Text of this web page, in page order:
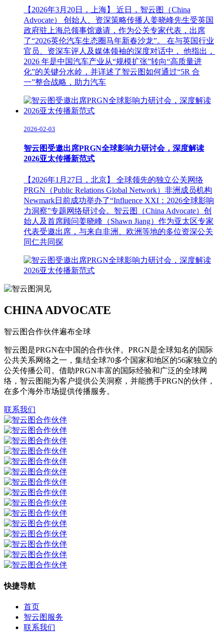
【2026年3月20日，上海】 近日，智云图（China
Advocate） 创始人、资深策略传播人姜晓峰先生受英国
政府驻上海总领事馆邀请，作为公关专家代表，出席
了“2026英伦汽车生态圈马年新春沙龙”。 在与英国行业
官员、资深车评人及媒体领袖的深度对话中， 他指出，
2026 年是中国汽车产业从“规模扩张”转向“高质量进
化”的关键分水岭，并详述了智云图如何通过“5R 合
一”整合战略，助力汽车
2026-02-03
智云图受邀出席PRGN全球影响力研讨会，深度解读
2026亚太传播新范式
【2026年1月27日，北京】 全球领先的独立公关网络
PRGN（Public Relations Global Network）非洲成员机构
Newmark日前成功举办了“Influence XXI：2026全球影响
力洞察”专题网络研讨会。智云图（China Advocate）创
始人及首席顾问姜晓峰（Shawn Jiang）作为亚太区专家
代表受邀出席，与来自非洲、欧洲等地的多位资深公关
同仁共同探
CHINA ADVOCATE
智云图合作伙伴遍布全球
智云图是PRGN在中国的合作伙伴。PRGN是全球知名的国际
公共关系网络之一，集结全球70多个国家和地区的56家独立的
公关传播公司。借助PRGN丰富的国际经验和广泛的全球网
络，智云图能为客户提供公关洞察，并能携手PRGN的伙伴，
在多个海外市场提供传播服务。
联系我们
快捷导航
首页
智云图服务
联系我们